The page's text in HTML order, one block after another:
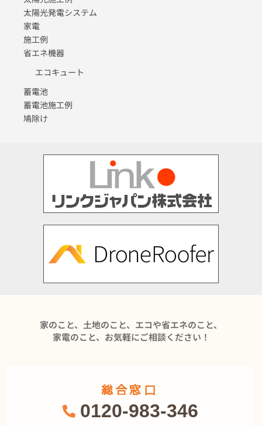
太陽光発電システム
家電
施工例
省エネ機器
エコキュート
蓄電池
蓄電池施工例
鳩除け
家のこと、土地のこと、エコや省エネのこと、
家電のこと、お気軽にご相談ください！
総合窓口
0120-983-346